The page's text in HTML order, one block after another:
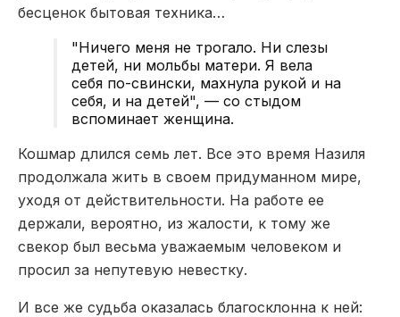
бесценок бытовая техника…
"Ничего меня не трогало. Ни слезы
детей, ни мольбы матери. Я вела
себя по-свински, махнула рукой и на
себя, и на детей", — со стыдом
вспоминает женщина.
Кошмар длился семь лет. Все это время Назиля
продолжала жить в своем придуманном мире,
уходя от действительности. На работе ее
держали, вероятно, из жалости, к тому же
свекор был весьма уважаемым человеком и
просил за непутевую невестку.
И все же судьба оказалась благосклонна к ней: